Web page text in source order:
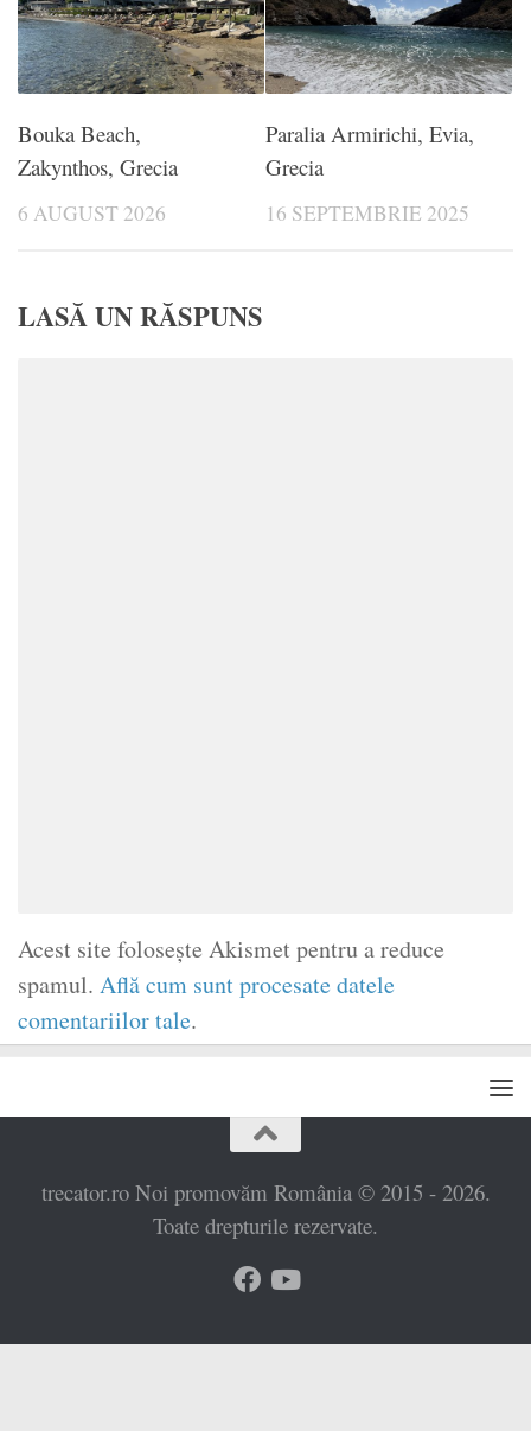
Bouka Beach,
Zakynthos, Grecia
6 AUGUST 2026
Paralia Armirichi, Evia,
Grecia
16 SEPTEMBRIE 2025
LASĂ UN RĂSPUNS
Acest site folosește Akismet pentru a reduce
spamul. Află cum sunt procesate datele
comentariilor tale.
trecator.ro Noi promovăm România © 2015 - 2026.
Toate drepturile rezervate.